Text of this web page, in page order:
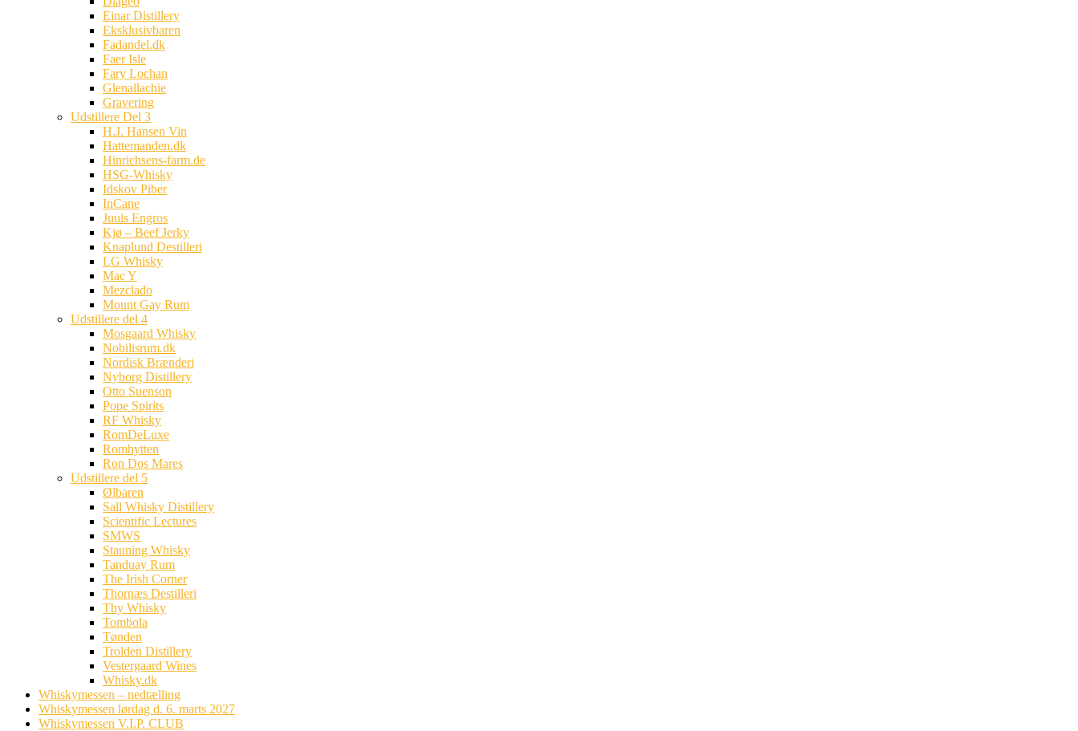
Einar Distillery
Eksklusivbaren
Fadandel.dk
Faer Isle
Fary Lochan
Glenallachie
Gravering
Udstillere Del 3
H.J. Hansen Vin
Hattemanden.dk
Hinrichsens-farm.de
HSG-Whisky
Idskov Piber
InCane
Juuls Engros
Kjø – Beef Jerky
Knaplund Destilleri
LG Whisky
Mac Y
Mezclado
Mount Gay Rum
Udstillere del 4
Mosgaard Whisky
Nobilisrum.dk
Nordisk Brænderi
Nyborg Distillery
Otto Suenson
Pope Spirits
RF Whisky
RomDeLuxe
Romhytten
Ron Dos Mares
Udstillere del 5
Ølbaren
Sall Whisky Distillery
Scientific Lectures
SMWS
Stauning Whisky
Tanduay Rum
The Irish Corner
Thornæs Destilleri
Thy Whisky
Tombola
Tønden
Trolden Distillery
Vestergaard Wines
Whisky.dk
Whiskymessen – nedtælling
Whiskymessen lørdag d. 6. marts 2027
Whiskymessen V.I.P. CLUB